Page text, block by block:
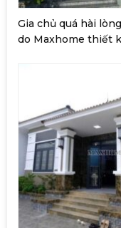
Gia chủ quá hài
do Maxhome thiết